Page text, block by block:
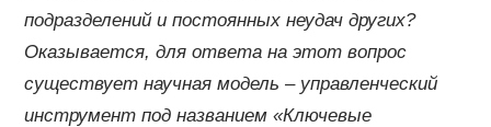
подразделений и постоянных неудач других?
Оказывается, для ответа на этот вопрос
существует научная модель – управленческий
инструмент под названием «Ключевые